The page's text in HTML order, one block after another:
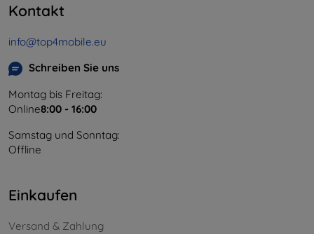
Kontakt
info@top4mobile.eu
Schreiben Sie uns
Montag bis Freitag:
Online8:00 - 16:00
Samstag und Sonntag:
Offline
Einkaufen
Versand & Zahlung